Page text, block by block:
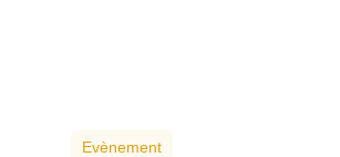
Evènement